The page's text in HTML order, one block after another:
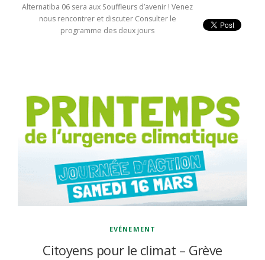
Alternatiba 06 sera aux Souffleurs d’avenir ! Venez
nous rencontrer et discuter Consulter le
programme des deux jours
EVÉNEMENT
Citoyens pour le climat – Grève